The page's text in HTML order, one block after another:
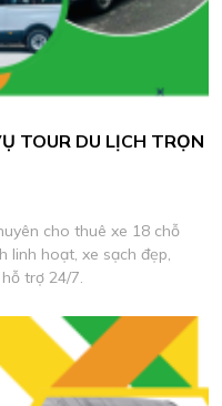
TOUR DU LỊCH TRỌN
cho thuê xe 18 chỗ
linh hoạt, xe sạch đẹp,
trợ 24/7.